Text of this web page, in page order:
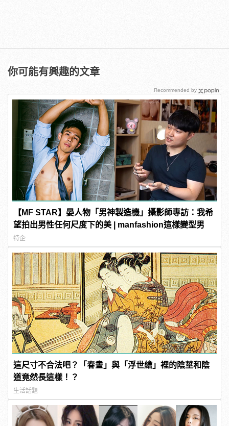
你可能有興趣的文章
【MF STAR】晏人物「男神製造機」攝影師專訪：我希
望拍出男性任何尺度下的美 | manfashion這樣變型男
特企
這尺寸不合法吧？「春畫」與「浮世繪」裡的陰莖和陰
道竟然長這樣！？
生活話題
Recommended by